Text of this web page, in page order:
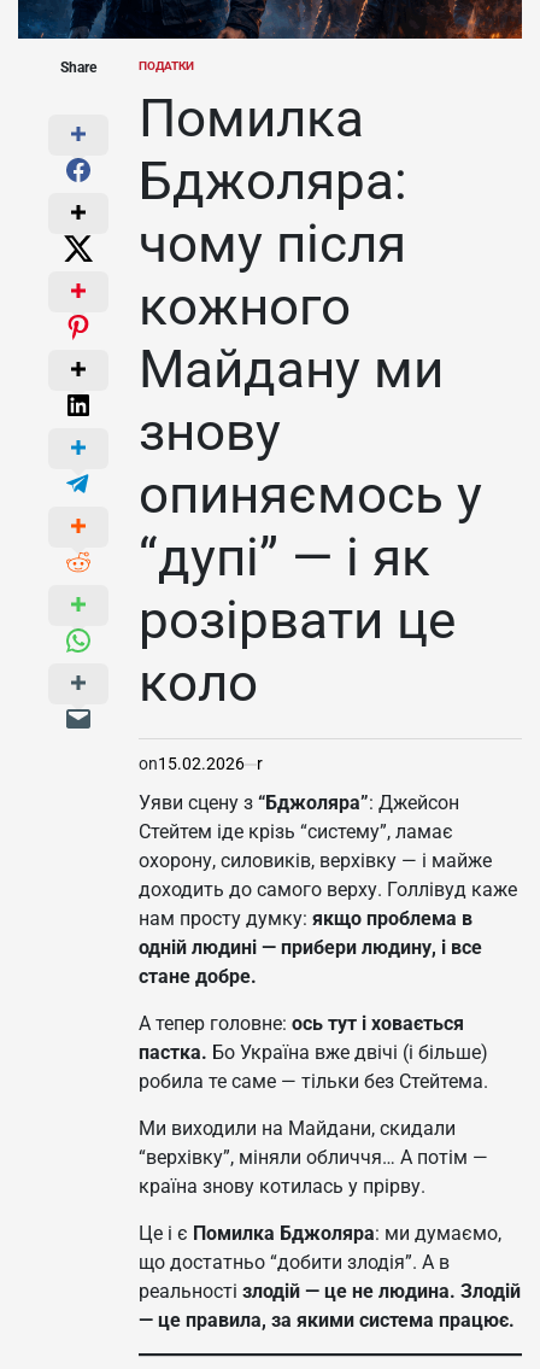
Share
POSTED
ПОДАТКИ
Помилка
Бджоляра:
чому після
кожного
Майдану ми
знову
опиняємось у
“дупі” — і як
розірвати це
коло
on15.02.2026 r
Уяви сцену з “Бджоляра”: Джейсон
Стейтем іде крізь “систему”, ламає
охорону, силовиків, верхівку — і майже
доходить до самого верху. Голлівуд каже
нам просту думку: якщо проблема в
одній людині — прибери людину, і все
стане добре.
А тепер головне: ось тут і ховається
пастка. Бо Україна вже двічі (і більше)
робила те саме — тільки без Стейтема.
Ми виходили на Майдани, скидали
“верхівку”, міняли обличчя… А потім —
країна знову котилась у прірву.
Це і є Помилка Бджоляра: ми думаємо,
що достатньо “добити злодія”. А в
реальності злодій — це не людина. Злодій
— це правила, за якими система працює.